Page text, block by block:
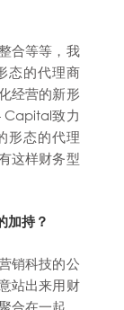
合等等，我
态的代理商
经营的新形
Capital致力
形态的代理
这样财务型
加持？
销科技的公
站出来用财
合在一起，